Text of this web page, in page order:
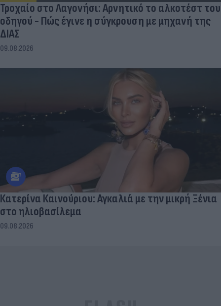
Τροχαίο στο Λαγονήσι: Αρνητικό το αλκοτέστ του
οδηγού - Πώς έγινε η σύγκρουση με μηχανή της
ΔΙΑΣ
09.08.2026
Κατερίνα Καινούριου: Αγκαλιά με την μικρή Ξένια
στο ηλιοβασίλεμα
09.08.2026